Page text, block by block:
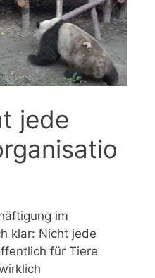
jede
im
klar: Nicht jede
für Tiere